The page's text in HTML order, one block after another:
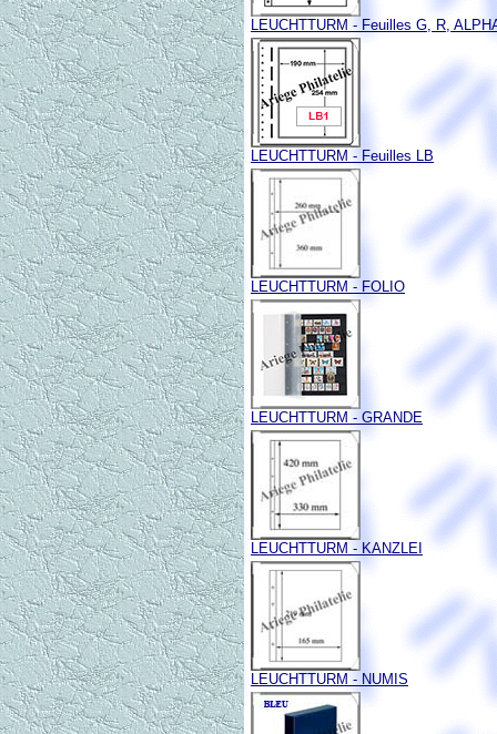
LEUCHTTURM - Feuilles G, R,
LEUCHTTURM - Feuilles LB
LEUCHTTURM - FOLIO
LEUCHTTURM - GRANDE
LEUCHTTURM - KANZLEI
LEUCHTTURM - NUMIS